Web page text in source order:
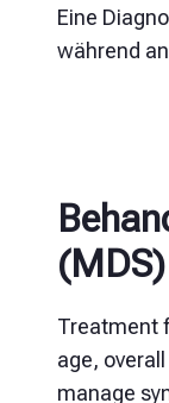
Eine
während
(MDS)
Treatment
age,
manage